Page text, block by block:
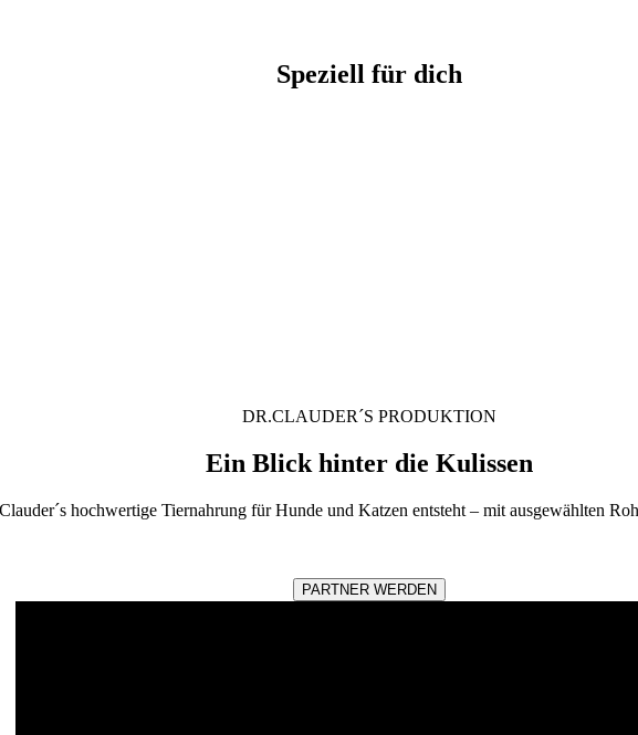
Speziell für dich
DR.CLAUDER´S PRODUKTION
Ein Blick hinter die Kulissen
hochwertige Tiernahrung für Hunde und Katzen entsteht – mit ausgewählten
PARTNER WERDEN